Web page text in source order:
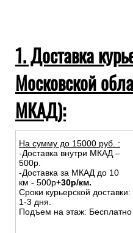
1. Доставка
Московской
МКАД):
На сумму до 15000 руб. :
-Доставка внутри МКАД –
500р.
-Доставка за МКАД до 10
км - 500р+30р/км.
Сроки курьерской доставки:
1-3 дня.
Подъем на этаж: Бесплатно